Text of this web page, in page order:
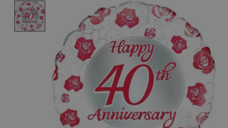
Product image slideshow Items